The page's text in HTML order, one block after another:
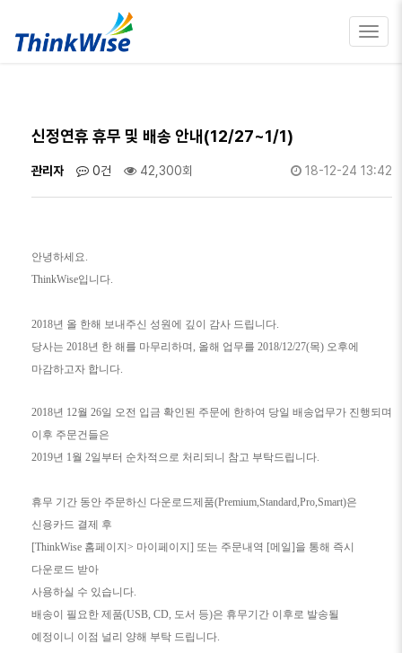
신정연휴 휴무 및 배송 안내(12/27~1/1)
관리자 0건 42,300회 18-12-24 13:42
안녕하세요.
ThinkWise입니다.
2018년 올 한해 보내주신 성원에 깊이 감사 드립니다.
당사는 2018년 한 해를 마무리하며, 올해 업무를 2018/12/27(목) 오후에
마감하고자 합니다.
2018년 12월 26일 오전 입금 확인된 주문에 한하여 당일 배송업무가 진행되며
이후 주문건들은
2019년 1월 2일부터 순차적으로 처리되니 참고 부탁드립니다.
휴무 기간 동안 주문하신 다운로드제품(Premium,Standard,Pro,Smart)은
신용카드 결제 후
[ThinkWise 홈페이지> 마이페이지] 또는 주문내역 [메일]을 통해 즉시
다운로드 받아
사용하실 수 있습니다.
배송이 필요한 제품(USB, CD, 도서 등)은 휴무기간 이후로 발송될
예정이니 이점 널리 양해 부탁 드립니다.